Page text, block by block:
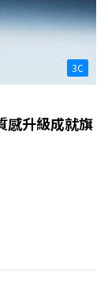
3C
升級成就旗